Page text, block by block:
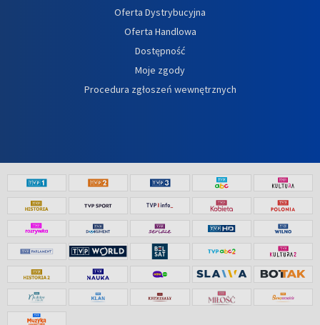
Oferta Dystrybucyjna
Oferta Handlowa
Dostępność
Moje zgody
Procedura zgłoszeń wewnętrznych